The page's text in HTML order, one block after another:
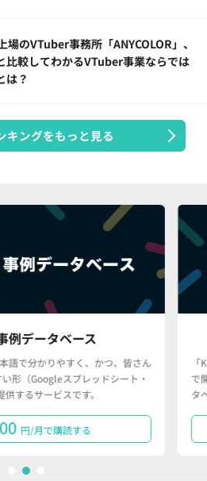
場のVTuber事務所「ANYCOLOR」、
比較してわかるVTuber事業ならでは
は？
キングをもっと見る
例データベース
語で分かりやすく、かつ、皆さん
形（Googleスプレッドシート・
するサービスです。
円/月で購読する
で
タ